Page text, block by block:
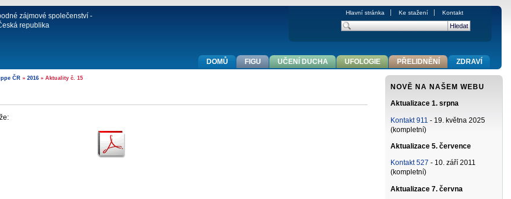
zájmové společenství -
republika
Hlavní stránka Ke stažení Kontakt
ČR » 2016 » Aktuality č. 15
DOMŮ FIGU UČENÍ DUCHA UFOLOGIE PŘELIDNĚNÍ ZDRAVÍ
NOVĚ NA NAŠEM WEBU
Aktualizace 1. srpna
Kontakt 911 - 19. května 2025
(kompletní)
Aktualizace 5. července
Kontakt 527 - 10. září 2011
(kompletní)
Aktualizace 7. června